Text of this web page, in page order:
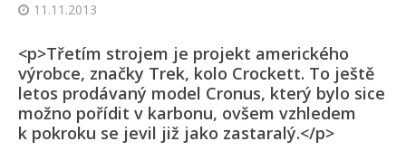
11.11.2013
<p>Třetím strojem je projekt amerického
výrobce, značky Trek, kolo Crockett. To ještě
letos prodávaný model Cronus, který bylo sice
možno pořídit v karbonu, ovšem vzhledem
k pokroku se jevil již jako zastaralý.</p>